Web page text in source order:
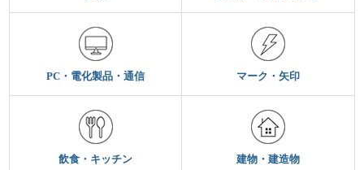
PC・電化製品・通信 マーク・矢印
飲食・キッチン 建物・建造物